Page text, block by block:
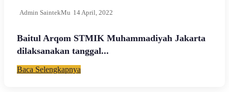
Admin SaintekMu 14 April, 2022
Baitul Arqom STMIK Muhammadiyah Jakarta
dilaksanakan tanggal...
Baca Selengkapnya